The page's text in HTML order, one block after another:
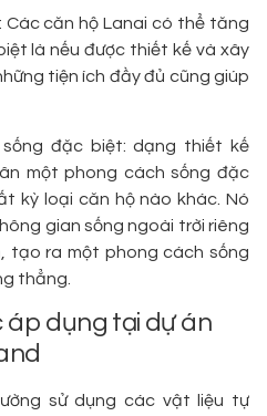
căn hộ Lanai có thể tăng
là nếu được thiết kế và xây
tiện ích đầy đủ cũng giúp
đặc biệt: dạng thiết kế
một phong cách sống đặc
kỳ loại căn hộ nào khác. Nó
gian sống ngoài trời riêng
tạo ra một phong cách sống
thẳng.
áp dụng tại dự án
sử dụng các vật liệu tự